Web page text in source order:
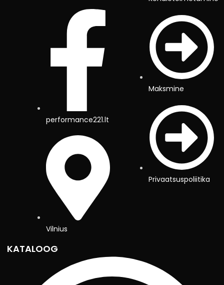
performance221.lt
Vilnius
Maksmine
Privaatsuspoliitika
KATALOOG